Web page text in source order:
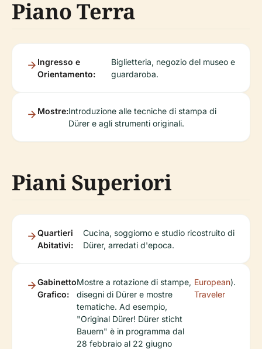
Piano Terra
Ingresso e
Orientamento:
Biglietteria, negozio del museo e
guardaroba.
Mostre:Introduzione alle tecniche di stampa di
Dürer e agli strumenti originali.
Piani Superiori
Quartieri
Abitativi:
Cucina, soggiorno e studio ricostruito di
Dürer, arredati d'epoca.
Gabinetto
Grafico:
Mostre a rotazione di stampe,
disegni di Dürer e mostre
tematiche. Ad esempio,
"Original Dürer! Dürer sticht
Bauern" è in programma dal
28 febbraio al 22 giugno
European
Traveler
).